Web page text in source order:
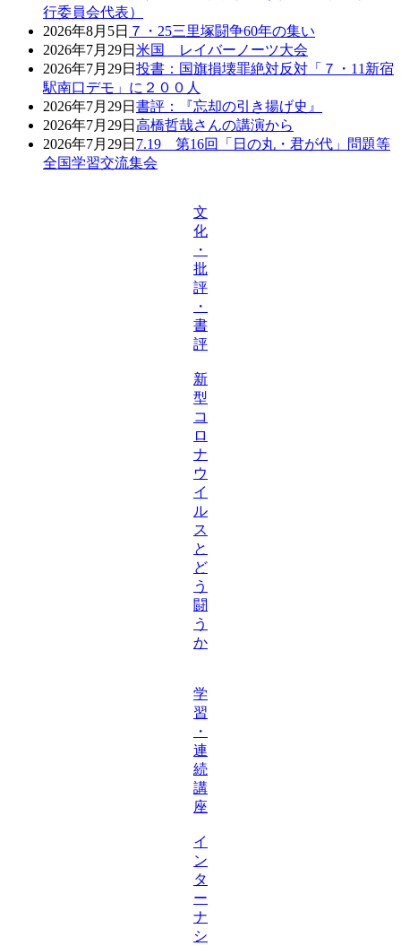
行委員会代表）
2026年8月5日 ７・25三里塚闘争60年の集い
2026年7月29日 米国 レイバーノーツ大会
2026年7月29日 投書：国旗損壊罪絶対反対「７・11新宿
駅南口デモ」に２００人
2026年7月29日 書評：『忘却の引き揚げ史』
2026年7月29日 高橋哲哉さんの講演から
2026年7月29日 7.19 第16回「日の丸・君が代」問題等
全国学習交流集会
文
化
・
批
評
・
書
評
新
型
コ
ロ
ナ
ウ
イ
ル
ス
と
ど
う
闘
う
か
学
習
・
連
続
講
座
イ
ン
タ
ー
ナ
シ